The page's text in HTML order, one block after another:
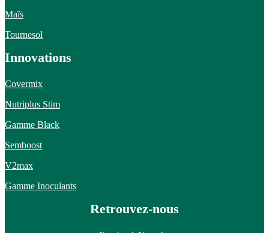
Maïs
Tournesol
Innovations
Covermix
Nutriplus Stim
Gamme Black
Semboost
V2max
Gamme Inoculants
Retrouvez-nous